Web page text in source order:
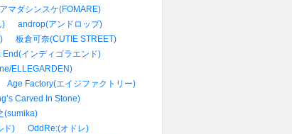
アマダシンスケ(FOMARE)
)
androp(アンドロップ)
板倉可奈(CUTIE STREET)
インディゴラエンド)
ELLEGARDEN)
Age Factory(エイジファクトリー)
Carved In Stone)
(sumika)
ド)
OddRe:(オドレ)